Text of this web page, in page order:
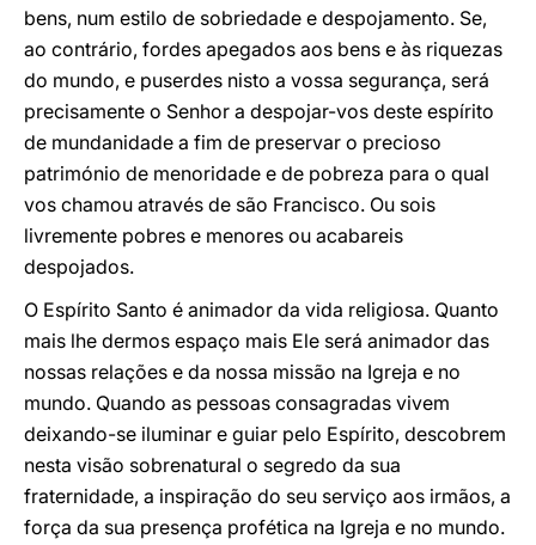
bens, num estilo de sobriedade e despojamento. Se,
ao contrário, fordes apegados aos bens e às riquezas
do mundo, e puserdes nisto a vossa segurança, será
precisamente o Senhor a despojar-vos deste espírito
de mundanidade a fim de preservar o precioso
património de menoridade e de pobreza para o qual
vos chamou através de são Francisco. Ou sois
livremente pobres e menores ou acabareis
despojados.
O Espírito Santo é animador da vida religiosa. Quanto
mais lhe dermos espaço mais Ele será animador das
nossas relações e da nossa missão na Igreja e no
mundo. Quando as pessoas consagradas vivem
deixando-se iluminar e guiar pelo Espírito, descobrem
nesta visão sobrenatural o segredo da sua
fraternidade, a inspiração do seu serviço aos irmãos, a
força da sua presença profética na Igreja e no mundo.